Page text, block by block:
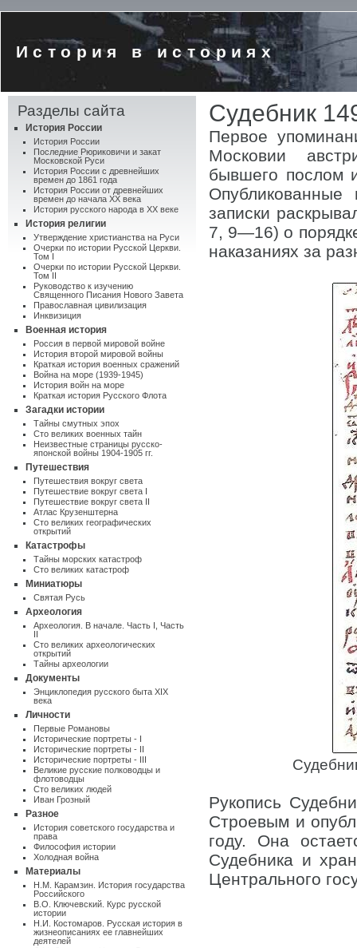
История в историях
Разделы сайта
История России
История России
Последние Рюриковичи и закат
Московской Руси
История России с древнейших
времен до 1861 года
История России от древнейших
времен до начала XX века
История русского народа в XX веке
История религии
Утверждение христианства на Руси
Очерки по истории Русской Церкви.
Том I
Очерки по истории Русской Церкви.
Том II
Руководство к изучению
Священного Писания Нового Завета
Православная цивилизация
Инквизиция
Военная история
Россия в первой мировой войне
История второй мировой войны
Краткая история военных сражений
Война на море (1939-1945)
История войн на море
Краткая история Русского Флота
Загадки истории
Тайны смутных эпох
Сто великих военных тайн
Неизвестные страницы русско-
японской войны 1904-1905 гг.
Путешествия
Путешествия вокруг света
Путешествие вокруг света I
Путешествие вокруг света II
Атлас Крузенштерна
Cто великих географических
открытий
Катастрофы
Тайны морских катастроф
Сто великих катастроф
Миниатюры
Святая Русь
Археология
Археология. В начале. Часть I Часть
II
Сто великих археологических
открытий
Тайны археологии
Документы
Энциклопедия русского быта XIX
века
Личности
Первые Романовы
Исторические портреты - I
Исторические портреты - II
Исторические портреты - III
Великие русские полководцы и
флотоводцы
Сто великих людей
Иван Грозный
Разное
Истоpия советского государства и
пpава
Философия истории
Холодная война
Материалы
Н.М. Карамзин. История государства
Российского
В.О. Ключевский. Курс русской
истории
Н.И. Костомаров. Русская история в
жизнеописаниях ее главнейших
деятелей
Судебник
Первое
Московии
бывшего послом
записки
7, 9—16) о
наказаниях за
Рукопись
Строевым и
году. Она
Судебника и
Центрального